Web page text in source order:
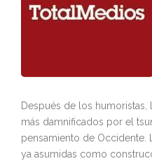
Después de los
más damnificados por el
pensamiento de Occidente.
ya asumidas como